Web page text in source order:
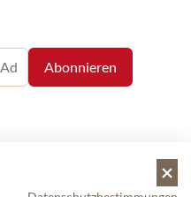
Marken ist eine